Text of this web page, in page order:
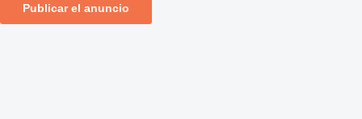
Publicar el anuncio